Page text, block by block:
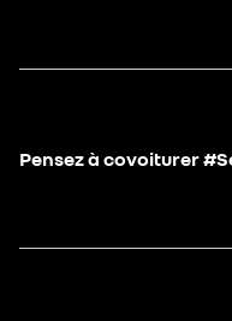
Pensez à covoiturer